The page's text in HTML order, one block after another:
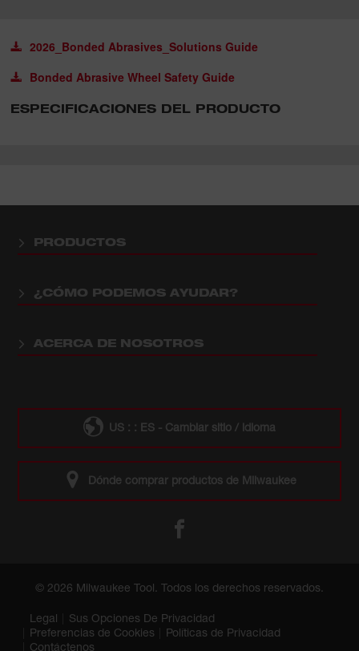
2026_Bonded Abrasives_Solutions Guide
Bonded Abrasive Wheel Safety Guide
ESPECIFICACIONES DEL PRODUCTO
PRODUCTOS
¿CÓMO PODEMOS AYUDAR?
ACERCA DE NOSOTROS
US : : ES - Cambiar sitio / idioma
Dónde comprar productos de Milwaukee
© 2026 Milwaukee Tool. Todos los derechos reservados.
Legal
Sus Opciones De Privacidad
Preferencias de Cookies
Políticas de Privacidad
Contáctenos